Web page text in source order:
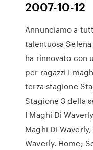
2007-10-12
Annunciamo a
talentuosa
ha rinnovato con
per ragazzi I
terza stagione
Stagione 3 della
I Maghi Di
Maghi Di
Waverly. Home;